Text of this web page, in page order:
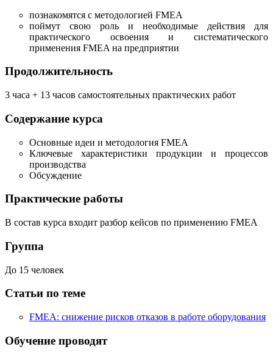
познакомятся с методологией FMEA
поймут свою роль и необходимые действия для
практического освоения и систематического
применения FMEA на предприятии
Продолжительность
3 часа + 13 часов самостоятельных практических работ
Содержание курса
Основные идеи и методология FMEA
Ключевые характеристики продукции и процессов
производства
Обсуждение
Практические работы
В состав курса входит разбор кейсов по применению FMEA
Группа
До 15 человек
Статьи по теме
FMEA: снижение рисков отказов в работе оборудования
Обучение проводят